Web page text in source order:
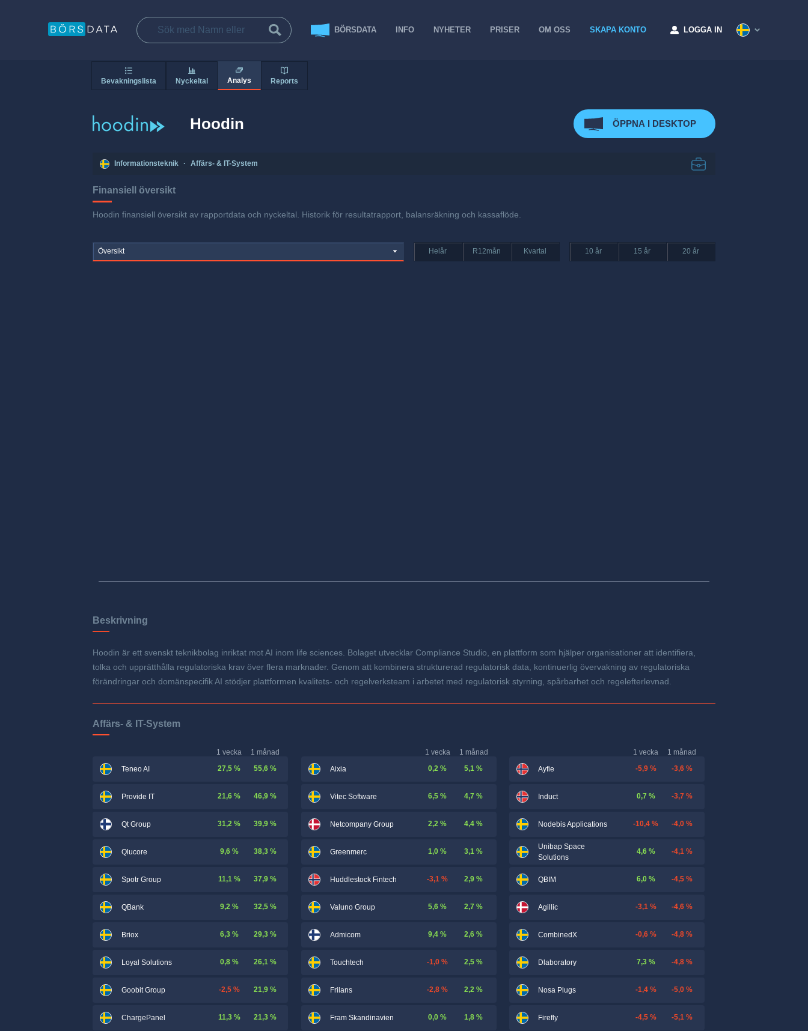
BÖRSDATA INFO NYHETER PRISER OM OSS SKAPA KONTO LOGGA IN
Bevakningslista Nyckeltal Analys Reports
Hoodin ÖPPNA I DESKTOP
Informationsteknik · Affärs- & IT-System
Finansiell översikt
Hoodin finansiell översikt av rapportdata och nyckeltal. Historik för resultatrapport, balansräkning och kassaflöde.
Översikt Helår R12mån Kvartal 10 år 15 år 20 år
Beskrivning
Hoodin är ett svenskt teknikbolag inriktat mot AI inom life sciences. Bolaget utvecklar Compliance Studio, en plattform som hjälper organisationer att identifiera,
tolka och upprätthålla regulatoriska krav över flera marknader. Genom att kombinera strukturerad regulatorisk data, kontinuerlig övervakning av regulatoriska
förändringar och domänspecifik AI stödjer plattformen kvalitets- och regelverksteam i arbetet med regulatorisk styrning, spårbarhet och regelefterlevnad.
Affärs- & IT-System
1 vecka
1 månad
Teneo AI
27,5 % 55,6 %
Provide IT 21,6 % 46,9 %
Qt Group 31,2 % 39,9 %
Qlucore 9,6 % 38,3 %
Spotr Group 11,1 % 37,9 %
QBank 9,2 % 32,5 %
Briox 6,3 % 29,3 %
Loyal Solutions 0,8 % 26,1 %
Goobit Group -2,5 % 21,9 %
ChargePanel 11,3 % 21,3 %
1 vecka
1 månad
Aixia
0,2 % 5,1 %
Vitec Software 6,5 % 4,7 %
Netcompany Group 2,2 % 4,4 %
Greenmerc 1,0 % 3,1 %
Huddlestock Fintech -3,1 % 2,9 %
Valuno Group 5,6 % 2,7 %
Admicom 9,4 % 2,6 %
Touchtech -1,0 % 2,5 %
Frilans -2,8 % 2,2 %
Fram Skandinavien 0,0 % 1,8 %
1 vecka
1 månad
Ayfie
-5,9 % -3,6 %
Induct 0,7 % -3,7 %
Nodebis Applications -10,4 % -4,0 %
Unibap Space
Solutions
4,6 % -4,1 %
QBIM 6,0 % -4,5 %
Agillic -3,1 % -4,6 %
CombinedX -0,6 % -4,8 %
Dlaboratory 7,3 % -4,8 %
Nosa Plugs -1,4 % -5,0 %
Firefly -4,5 % -5,1 %